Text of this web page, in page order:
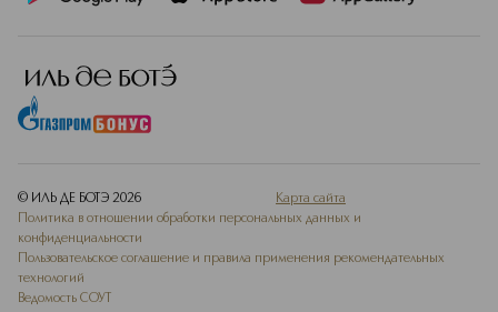
© ИЛЬ ДЕ БОТЭ 2026
Карта сайта
Политика в отношении обработки персональных данных и
конфиденциальности
Пользовательское соглашение и правила применения рекомендательных
технологий
Ведомость СОУТ